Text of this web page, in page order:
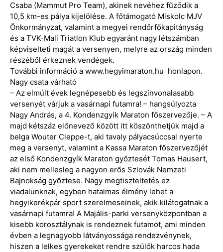
Csaba (Mammut Pro Team), akinek nevéhez fűződik a
10,5 km-es pálya kijelölése. A főtámogató Miskolc MJV
Önkormányzat, valamint a megyei rendőrfőkapitányság
és a TVK-Mali Triatlon Klub egyaránt nagy létszámban
képviselteti magát a versenyen, melyre az ország minden
részéből érkeznek vendégek.
További információ a www.hegyimaraton.hu honlapon.
Nagy csata várható
– Az elmúlt évek legnépesebb és legszínvonalasabb
versenyét várjuk a vasárnapi futamra! – hangsúlyozta
Nagy András, a 4. Kondenzgyík Maraton főszervezője. – A
majd kétszáz előnevező között itt köszönthetjük majd a
belga Wouter Cleppe-t, aki tavaly pályacsúccsal nyerte
meg a versenyt, valamint a Kassa Maraton főszervezőjét
az első Kondenzgyík Maraton győztesét Tomas Hausert,
aki nem mellesleg a nagyon erős Szlovák Nemzeti
Bajnokság győztese. Nagy megtiszteltetés ez
viadalunknak, egyben hatalmas élmény lehet a
hegyikerékpár sport szerelmeseinek, akik kilátogatnak a
vasárnapi futamra! A Majális-parki versenyközpontban a
kisebb korosztálynak is rendeznek futamot, ami minden
évben a legnagyobb látványossága rendezvénynek,
hiszen a lelkes gyerekeket rendre szülők harcos hada